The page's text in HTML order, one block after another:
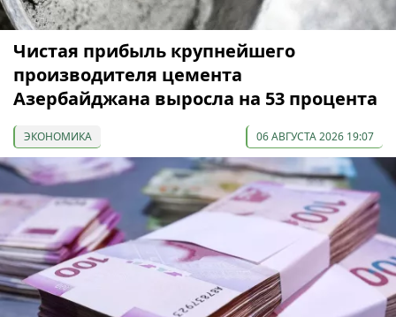
Чистая прибыль крупнейшего
производителя цемента
Азербайджана выросла на 53 процента
ЭКОНОМИКА 06 АВГУСТА 2026 19:07